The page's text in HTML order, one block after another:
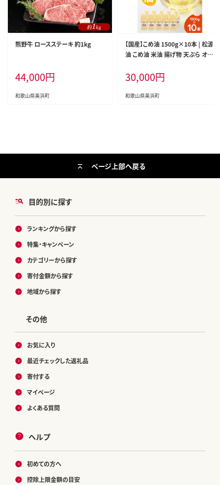
熊野牛 ロースステーキ 約1kg
44,000円
和歌山県美浜町
【国産】こめ油 1500g×10本 | 松源
油 こめ油 米油 揚げ物 天ぷら オイ
めあぶら1500g ※着日指定不可
30,000円
和歌山県美浜町
目的別に探す
ランキングから探す
特集・キャンペーン
カテゴリーから探す
寄付金額から探す
地域から探す
その他
お気に入り
最近チェックした返礼品
寄付する
マイページ
よくある質問
ヘルプ
初めての方へ
控除上限金額の目安
ページ上部へ戻る